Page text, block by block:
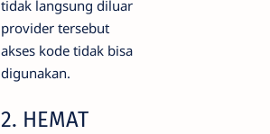
tidak langsung diluar
provider tersebut
akses kode tidak bisa
digunakan.
2. HEMAT